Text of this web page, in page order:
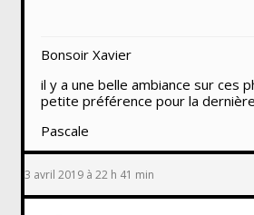
Bonsoir Xavier
il y a une belle ambiance sur ces
petite préférence pour la
Pascale
3 avril 2019 à 22 h 41 min